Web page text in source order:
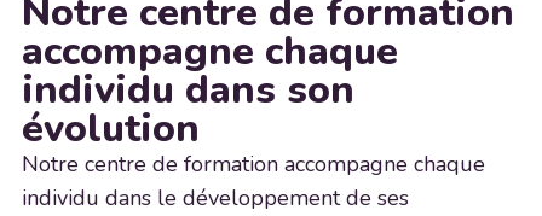
Notre centre de formation
accompagne chaque
individu dans son
évolution
Notre centre de formation accompagne chaque
individu dans le développement de ses